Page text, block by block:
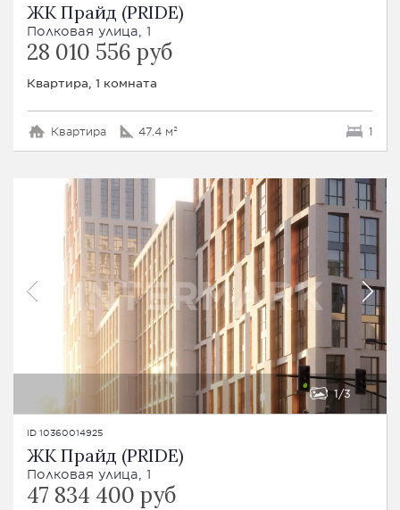
ЖК Прайд (PRIDE)
Полковая улица, 1
28 010 556 руб
Квартира, 1 комната
Квартира 47.4 м² 1
1 3
ID 10360014925
ЖК Прайд (PRIDE)
Полковая улица, 1
47 834 400 руб